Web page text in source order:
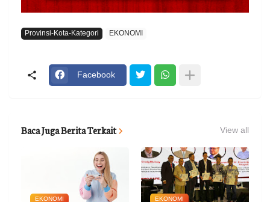
Provinsi-Kota-Kategori EKONOMI
Facebook
Baca Juga Berita Terkait View all
EKONOMI EKONOMI